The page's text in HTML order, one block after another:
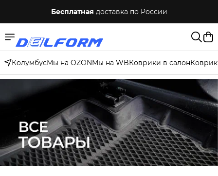
Бесплатная доставка по России
КолумбусМы на OZONМы на WBКоврики в салон